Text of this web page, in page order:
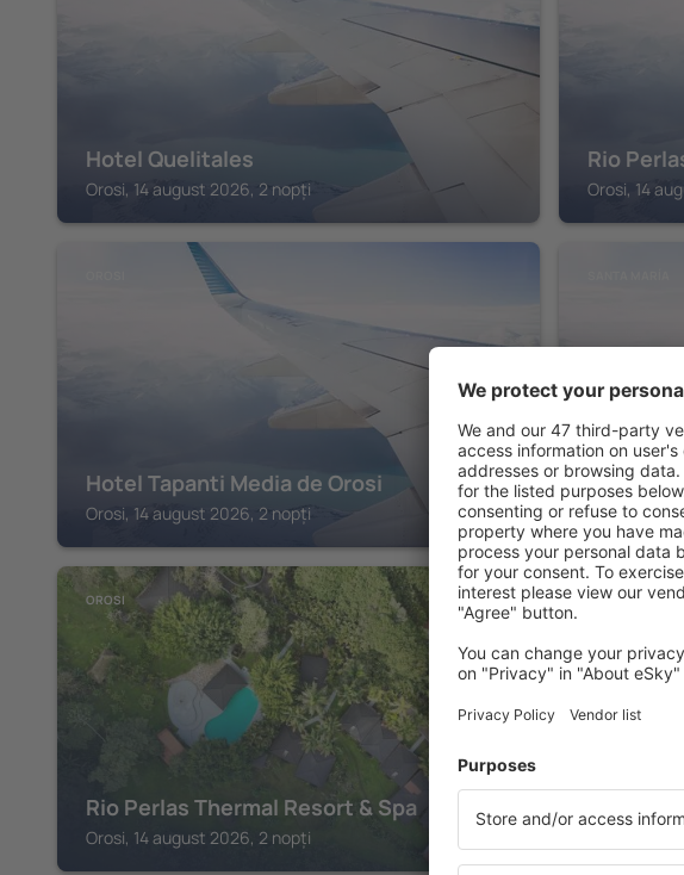
Hotel Quelitales
Orosi, 14 august 2026, 2 nopți
Rio
Orosi, 14
Hotel Tapanti Media de Orosi
Orosi, 14 august 2026, 2 nopți Santa
OROSI
Rio Perlas Thermal Resort & Spa
Orosi, 14 august 2026, 2 nopți
OROSI
Hotel